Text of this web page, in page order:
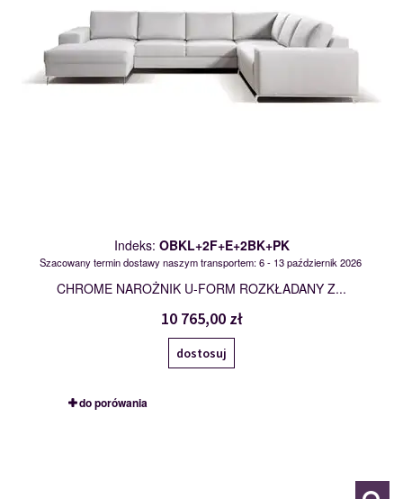
Indeks: OBKL+2F+E+2BK+PK
Szacowany termin dostawy naszym transportem: 6 - 13 październik 2026
CHROME NAROŻNIK U-FORM ROZKŁADANY Z...
10 765,00 zł
dostosuj
do porówania